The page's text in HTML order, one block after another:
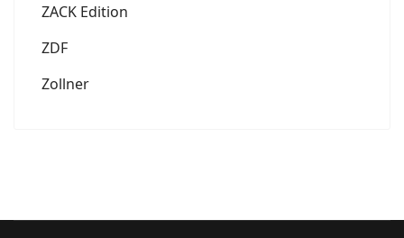
ZACK Edition
ZDF
Zollner